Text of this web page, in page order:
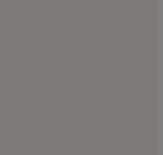
Am Münchner Tor
Herzogstraße
Maximilianeum
Gartenstraße
Hohenzollernplatz